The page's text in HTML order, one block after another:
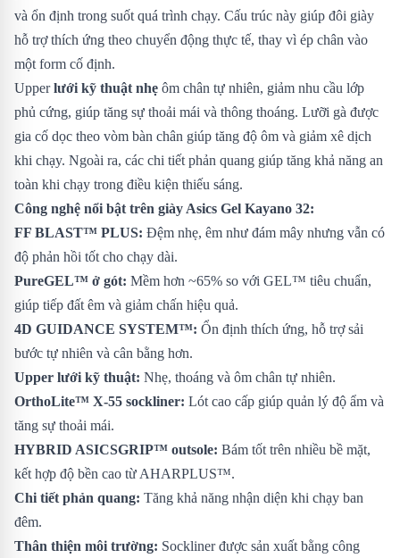
và ổn định trong suốt quá trình chạy. Cấu trúc này giúp đôi giày
hỗ trợ thích ứng theo chuyển động thực tế, thay vì ép chân vào
một form cố định.
Upperlưới kỹ thuật nhẹ ôm chân tự nhiên, giảm nhu cầu lớp
phủ cứng, giúp tăng sự thoải mái và thông thoáng. Lưỡi gà được
gia cố dọc theo vòm bàn chân giúp tăng độ ôm và giảm xê dịch
khi chạy. Ngoài ra, các chi tiết phản quang giúp tăng khả năng an
toàn khi chạy trong điều kiện thiếu sáng.
Công nghệ nổi bật trên giày Asics Gel Kayano 32:
FF BLAST™ PLUS: Đệm nhẹ, êm như đám mây nhưng vẫn có
độ phản hồi tốt cho chạy dài.
PureGEL™ ở gót: Mềm hơn ~65% so với GEL™ tiêu chuẩn,
giúp tiếp đất êm và giảm chấn hiệu quả.
4D GUIDANCE SYSTEM™: Ổn định thích ứng, hỗ trợ sải
bước tự nhiên và cân bằng hơn.
Upper lưới kỹ thuật: Nhẹ, thoáng và ôm chân tự nhiên.
OrthoLite™ X-55 sockliner: Lót cao cấp giúp quản lý độ ẩm và
tăng sự thoải mái.
HYBRID ASICSGRIP™ outsole: Bám tốt trên nhiều bề mặt,
kết hợp độ bền cao từ AHARPLUS™.
Chi tiết phản quang: Tăng khả năng nhận diện khi chạy ban
đêm.
Thân thiện môi trường: Sockliner được sản xuất bằng công